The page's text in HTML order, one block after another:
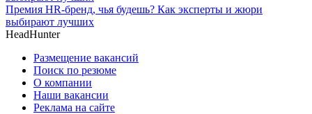
Премия HR-бренд, чья будешь? Как эксперты и жюри
выбирают лучших
HeadHunter
Размещение вакансий
Поиск по резюме
О компании
Наши вакансии
Реклама на сайте